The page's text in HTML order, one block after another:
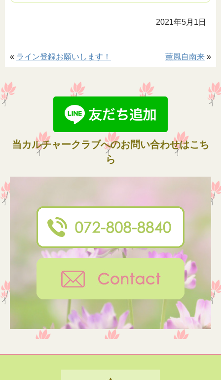
2021年5月1日
薫風自南来 »
« ライン登録お願いします！
当カルチャークラブへのお問い合わせはこち
ら